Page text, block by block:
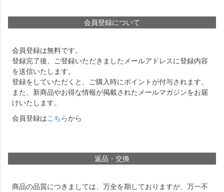
会員登録について
会員登録は無料です。
登録完了後、ご登録いただきましたメールアドレスに登録内容
を送信いたします。
登録をしていただくと、ご購入時にポイントが付与されます。
また、新商品やお得な情報が掲載されたメールマガジンをお届
けいたします。
会員登録はこちらから
返品・交換
商品の品質につきましては、万全を期しておりますが、万一不